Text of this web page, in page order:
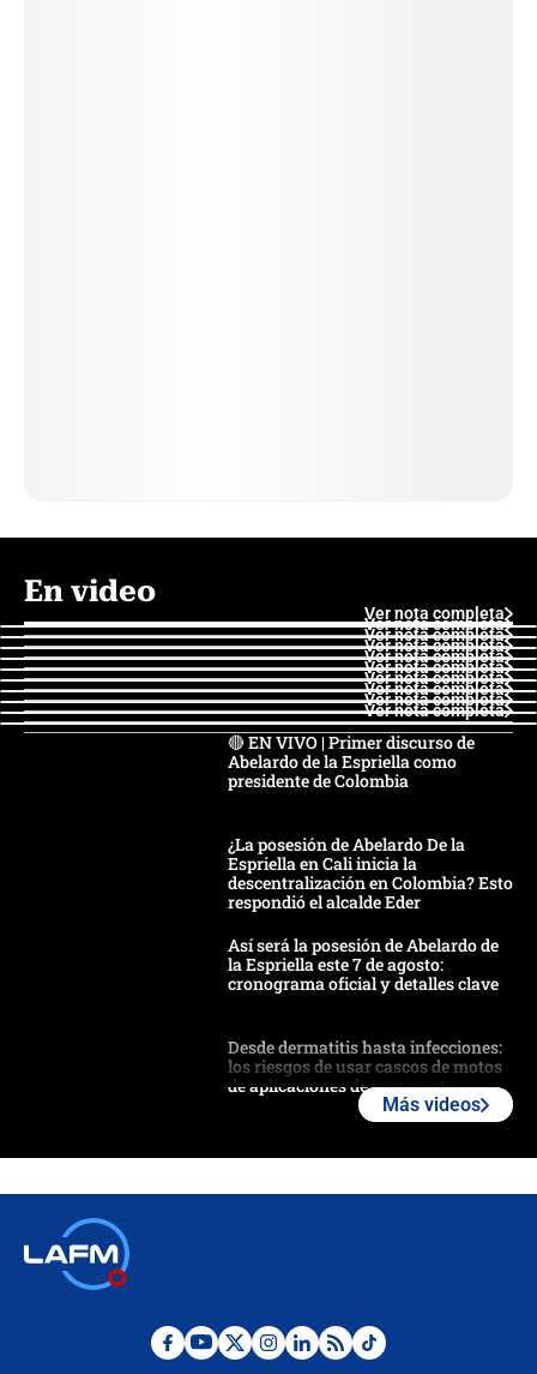
En video
Ver nota completa
Ver nota completa
Ver nota completa
Ver nota completa
Ver nota completa
Ver nota completa
Ver nota completa
Ver nota completa
Ver nota completa
Ver nota completa
🔴 EN VIVO | Primer discurso de
Abelardo de la Espriella como
presidente de Colombia
¿La posesión de Abelardo De la
Espriella en Cali inicia la
descentralización en Colombia? Esto
respondió el alcalde Eder
Así será la posesión de Abelardo de
la Espriella este 7 de agosto:
cronograma oficial y detalles clave
Desde dermatitis hasta infecciones:
los riesgos de usar cascos de motos
de aplicaciones de transporte
Posesión de Abelardo De La Espriella
Más videos